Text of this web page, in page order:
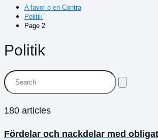
A favor o en Contra
Politik
Page 2
Politik
180 articles
Fördelar och nackdelar med